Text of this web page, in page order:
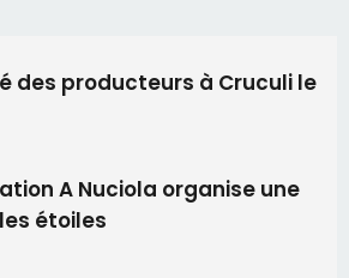
Argentin au stade de San
la Sainte-Marie et
week-end du tournoi du